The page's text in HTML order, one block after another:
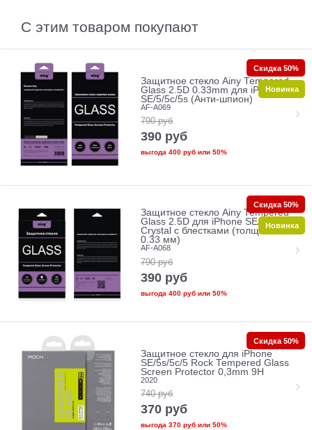
С этим товаром покупают
Защитное стекло Ainy Tempered
Glass 2.5D 0.33mm для iPhone
SE/5/5c/5s (Анти-шпион)
AF-A069
790 руб
390 руб
выгода 400 рубили 50%
Скидка 50%
Новинка
Защитное стекло Ainy Tempered
Glass 2.5D для iPhone SE/5/5c/5s
Crystal с блестками (толщина
0.33 мм)
AF-A068
790 руб
390 руб
выгода 400 рубили 50%
Скидка 50%
Новинка
Защитное стекло для iPhone
SE/5s/5с/5 Rock Tempered Glass
Screen Protector 0,3mm 9H
2020
740 руб
370 руб
выгода 370 рубили 50%
Скидка 50%